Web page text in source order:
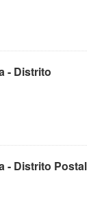
- Distrito
- Distrito Postal